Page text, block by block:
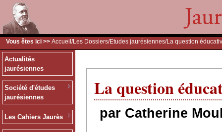
Vous êtes ici >> Accueil /Les Dossiers/Etudes jaurésiennes/La question
Actualités
jaurésiennes
Société d'études
jaurésiennes
Les Cahiers Jaurès
La question
par Catherine